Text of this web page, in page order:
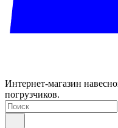
Интернет-магазин
погрузчиков.